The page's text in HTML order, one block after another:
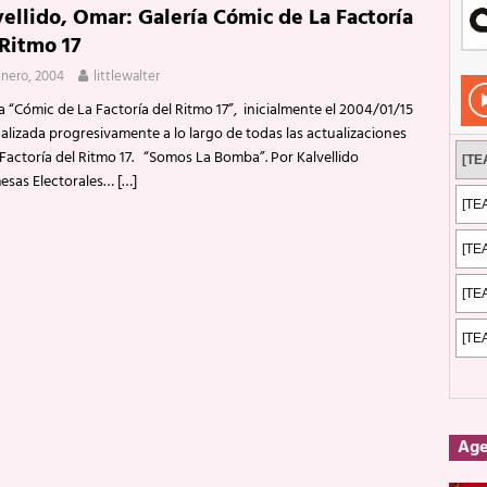
certificados
ENTREVISTAS
2 de mayo de 2026 en Fuengirola
Su ‘aullido’ retumbó ferozmente en Fuengirola.
REPORTAJES
La historia de Nintendo Vol. 2 PUBLICACIONES
Omar: Galería Cómic de La Factoría
17
2004 littlewalter
“Cómic de La Factoría del Ritmo 17”, inicialmente el 2004/01/15
progresivamente a lo largo de todas las actualizaciones
del Ritmo 17. “Somos La Bomba”. Por Kalvellido
Electorales…[…]